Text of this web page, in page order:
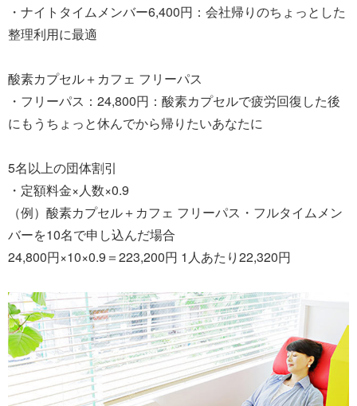
・ナイトタイムメンバー6,400円：会社帰りのちょっとした
整理利用に最適
酸素カプセル＋カフェ フリーパス
・フリーパス：24,800円：酸素カプセルで疲労回復した後
にもうちょっと休んでから帰りたいあなたに
5名以上の団体割引
・定額料金×人数×0.9
（例）酸素カプセル＋カフェ フリーパス・フルタイムメン
バーを10名で申し込んだ場合
24,800円×10×0.9＝223,200円 1人あたり22,320円